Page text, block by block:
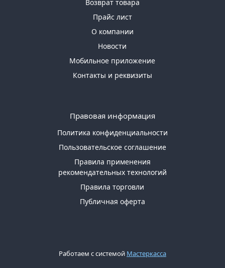
Возврат товара
Прайс лист
О компании
Новости
Мобильное приложение
Контакты и реквизиты
Правовая информация
Политика конфиденциальности
Пользовательское соглашение
Правила применения
рекомендательных технологий
Правила торговли
Публичная оферта
Работаем с системой Мастеркасса